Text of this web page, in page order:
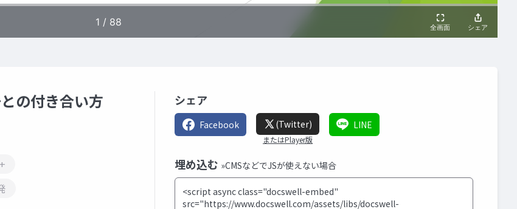
の付き合い方 シェア
Facebook (Twitter)
またはPlayer版
LINE
埋め込む »CMSなどでJSが使えない場合